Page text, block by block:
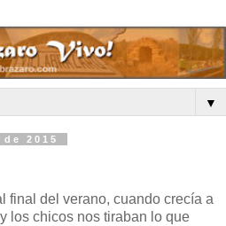
▼
2015
final del verano, cuando crecía a
los chicos nos tiraban lo que